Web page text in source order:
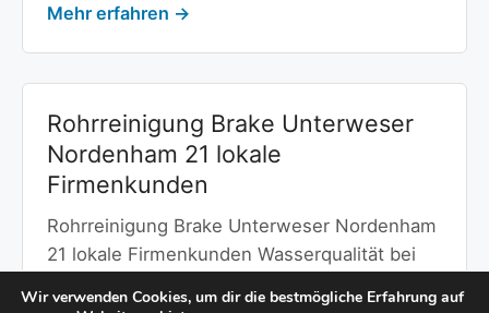
Mehr erfahren →
Rohrreinigung Brake Unterweser
Nordenham 21 lokale
Firmenkunden
Rohrreinigung Brake Unterweser Nordenham
21 lokale Firmenkunden Wasserqualität bei
Wir verwenden Cookies, um dir die bestmögliche Erfahrung auf